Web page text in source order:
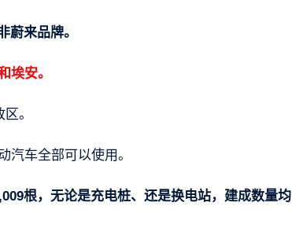
蔚来品牌。
埃安。
。
汽车全部可以使用。
根，无论是充电桩、还是换电站，建成数量均